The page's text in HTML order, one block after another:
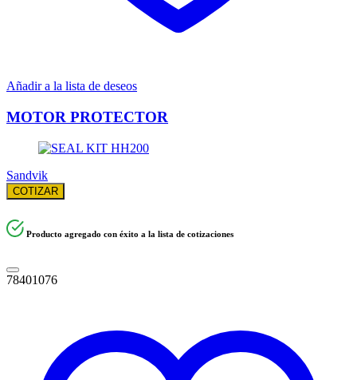
Añadir a la lista de deseos
MOTOR PROTECTOR
Sandvik
COTIZAR
Producto agregado con éxito a la lista de cotizaciones
78401076